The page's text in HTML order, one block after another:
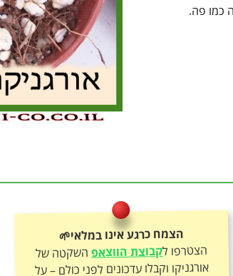
כמו פה.
הצמח כרגע אינו במלאי🌱
הצטרפו לקבוצת הווצאפהשקטה של
אורגניקו וקבלו עדכונים לפני כולם – על